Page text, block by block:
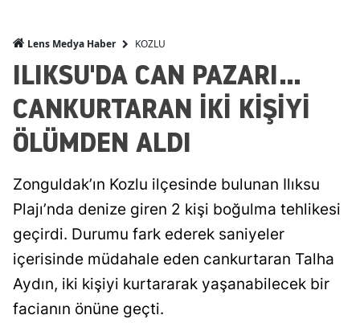
Lens Medya Haber KOZLU
ILIKSU'DA CAN PAZARI...
CANKURTARAN İKİ KİŞİYİ
ÖLÜMDEN ALDI
Zonguldak’ın Kozlu ilçesinde bulunan Ilıksu
Plajı’nda denize giren 2 kişi boğulma tehlikesi
geçirdi. Durumu fark ederek saniyeler
içerisinde müdahale eden cankurtaran Talha
Aydın, iki kişiyi kurtararak yaşanabilecek bir
facianın önüne geçti.